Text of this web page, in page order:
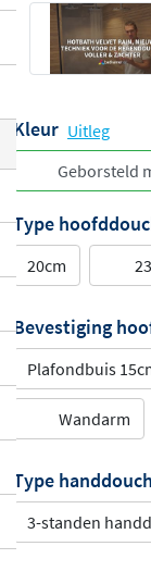
Kleur Uitleg
Type
20cm
Bevestiging
Plafondbuis
Wandarm
Type
3-standen